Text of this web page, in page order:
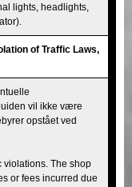
lights, headlights,
of Traffic Laws,
vil ikke være
opstået ved
violations. The shop
or fees incurred due